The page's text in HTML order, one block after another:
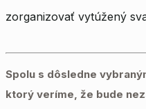
zorganizovať vytúžený
Spolu s dôsledne
ktorý veríme, že bude